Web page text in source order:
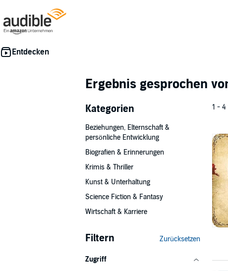
Ergebnis gesprochen
Kategorien
Beziehungen, Elternschaft &
persönliche Entwicklung
Biografien & Erinnerungen
Krimis & Thriller
Kunst & Unterhaltung
Science Fiction & Fantasy
Wirtschaft & Karriere
Filtern Zurücksetzen
Zugriff
1 - 4